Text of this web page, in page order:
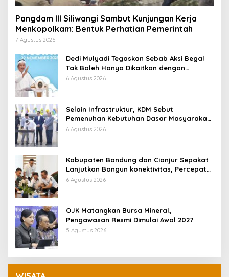
Pangdam III Siliwangi Sambut Kunjungan Kerja
Menkopolkam: Bentuk Perhatian Pemerintah
7 Agustus 2026
Dedi Mulyadi Tegaskan Sebab Aksi Begal
Tak Boleh Hanya Dikaitkan dengan
Ekonomi
6 Agustus 2026
Selain Infrastruktur, KDM Sebut
Pemenuhan Kebutuhan Dasar Masyarakat
Jadi Fokus APBD Jabar 2027
6 Agustus 2026
Kabupaten Bandung dan Cianjur Sepakat
Lanjutkan Bangun konektivitas, Percepat
Pertumbuhan Ekonomi Daerah
6 Agustus 2026
OJK Matangkan Bursa Mineral,
Pengawasan Resmi Dimulai Awal 2027
5 Agustus 2026